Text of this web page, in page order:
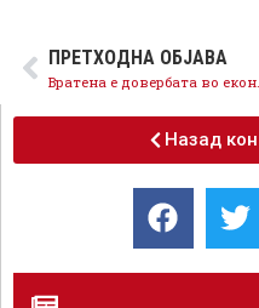
ПРЕТХОДНА ОБЈАВА
Назад